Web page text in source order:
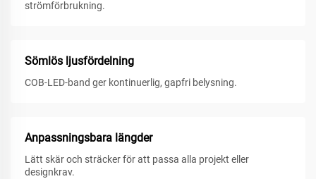
strömförbrukning.
Sömlös ljusfördelning
COB-LED-band ger kontinuerlig, gapfri belysning.
Anpassningsbara längder
Lätt skär och sträcker för att passa alla projekt eller
designkrav.